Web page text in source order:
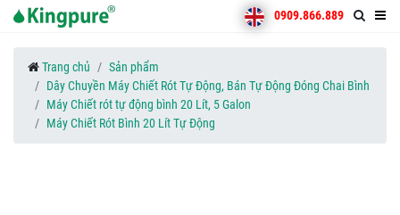
0909.866.889
Trang chủ
Sản phẩm
Dây Chuyền Máy Chiết Rót Tự Động, Bán Tự Động Đóng Chai Bình
Máy Chiết rót tự động bình 20 Lít, 5 Galon
Máy Chiết Rót Bình 20 Lít Tự Động